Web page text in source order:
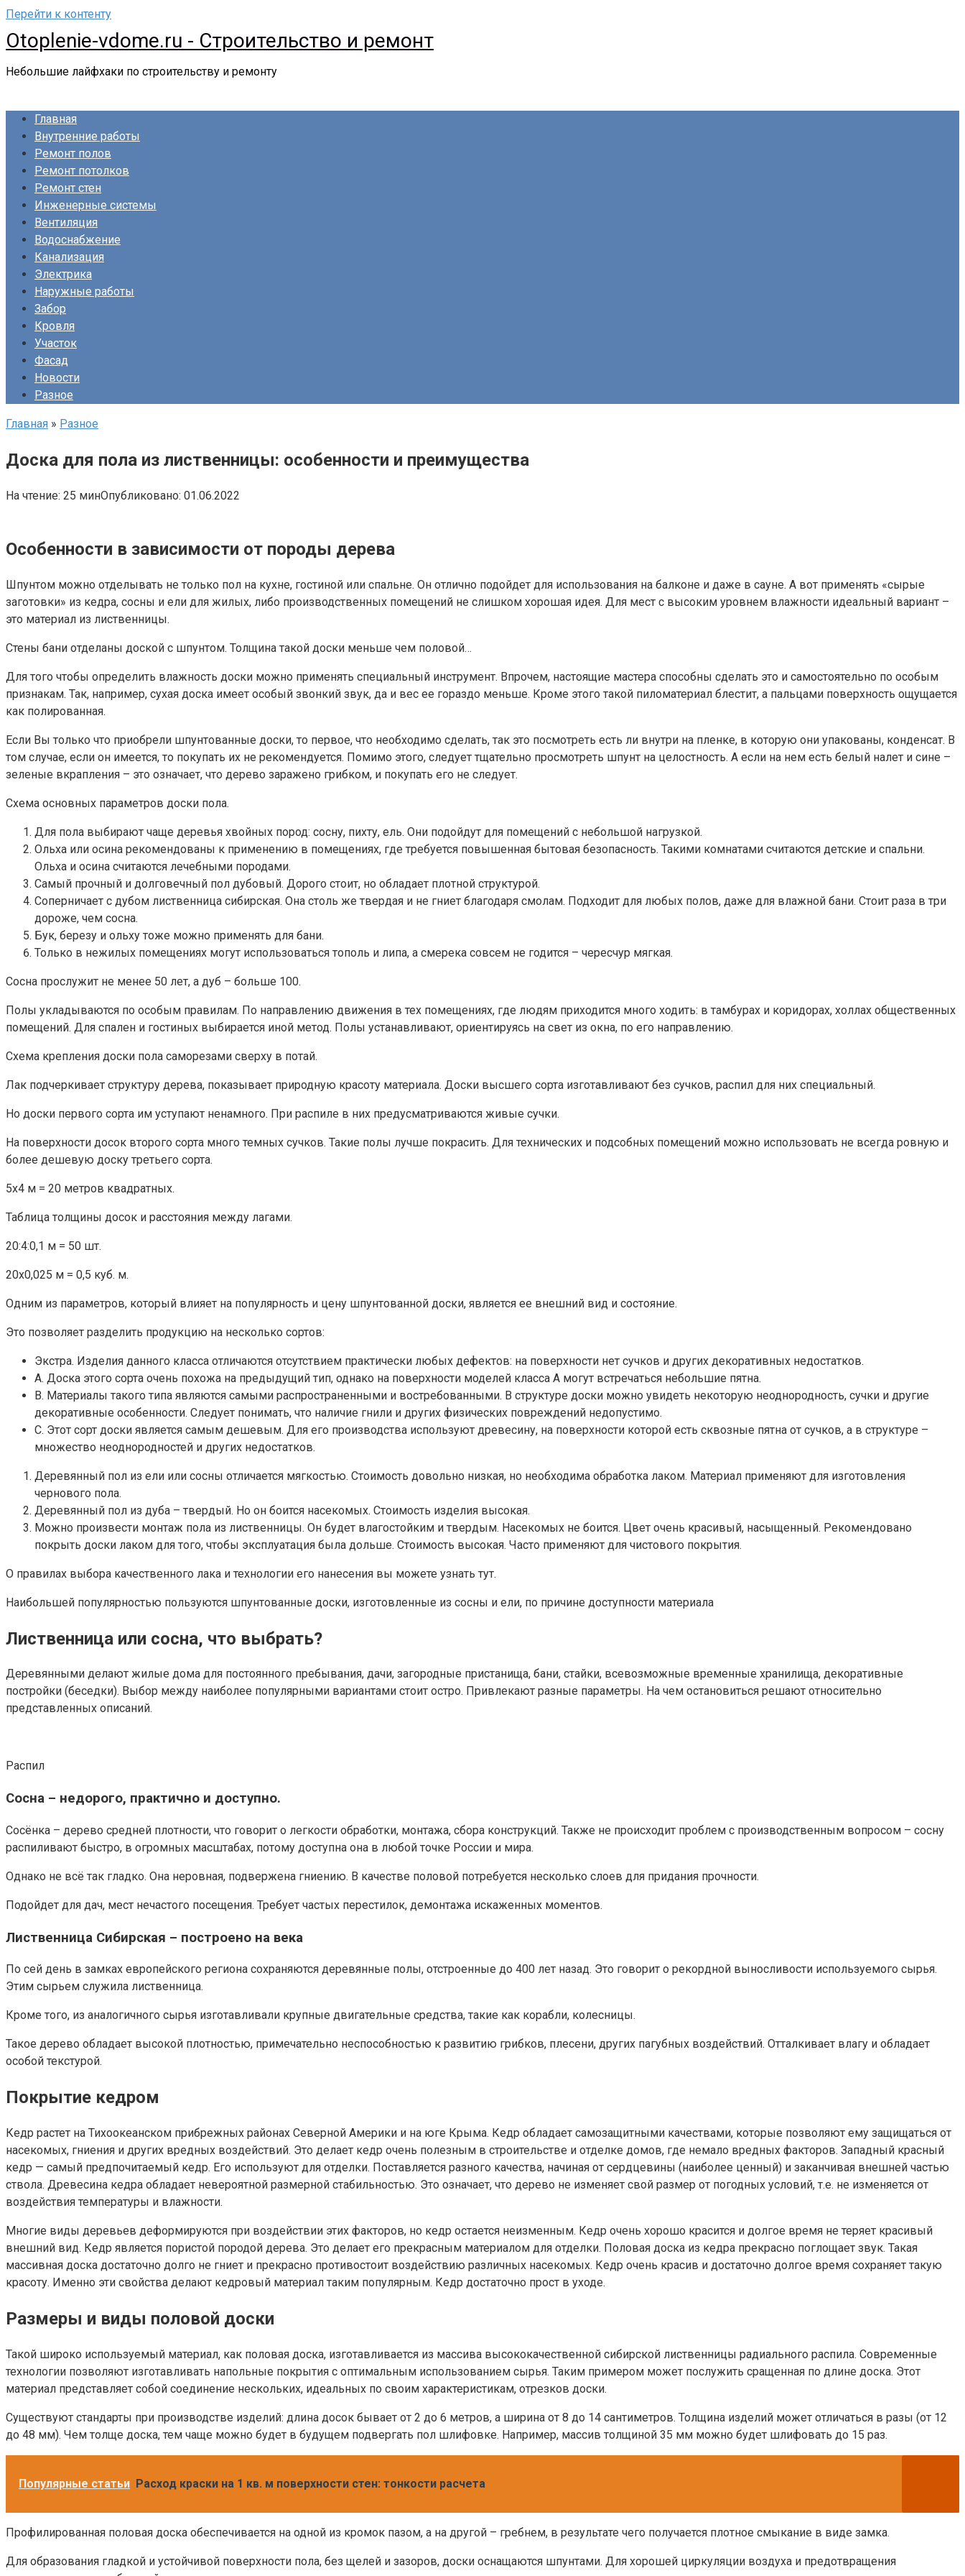
Перейти к контенту
Otoplenie-vdome.ru - Строительство и ремонт
Небольшие лайфхаки по строительству и ремонту
Главная
Внутренние работы
Ремонт полов
Ремонт потолков
Ремонт стен
Инженерные системы
Вентиляция
Водоснабжение
Канализация
Электрика
Наружные работы
Забор
Кровля
Участок
Фасад
Новости
Разное
Главная » Разное
Доска для пола из лиственницы: особенности и преимущества
На чтение: 25 минОпубликовано: 01.06.2022
Особенности в зависимости от породы дерева
Шпунтом можно отделывать не только пол на кухне, гостиной или спальне. Он отлично подойдет для использования на балконе и даже в сауне. А вот применять «сырые
заготовки» из кедра, сосны и ели для жилых, либо производственных помещений не слишком хорошая идея. Для мест с высоким уровнем влажности идеальный вариант –
это материал из лиственницы.
Стены бани отделаны доской с шпунтом. Толщина такой доски меньше чем половой…
Для того чтобы определить влажность доски можно применять специальный инструмент. Впрочем, настоящие мастера способны сделать это и самостоятельно по особым
признакам. Так, например, сухая доска имеет особый звонкий звук, да и вес ее гораздо меньше. Кроме этого такой пиломатериал блестит, а пальцами поверхность ощущается
как полированная.
Если Вы только что приобрели шпунтованные доски, то первое, что необходимо сделать, так это посмотреть есть ли внутри на пленке, в которую они упакованы, конденсат. В
том случае, если он имеется, то покупать их не рекомендуется. Помимо этого, следует тщательно просмотреть шпунт на целостность. А если на нем есть белый налет и сине –
зеленые вкрапления – это означает, что дерево заражено грибком, и покупать его не следует.
Схема основных параметров доски пола.
Для пола выбирают чаще деревья хвойных пород: сосну, пихту, ель. Они подойдут для помещений с небольшой нагрузкой.
Ольха или осина рекомендованы к применению в помещениях, где требуется повышенная бытовая безопасность. Такими комнатами считаются детские и спальни.
Ольха и осина считаются лечебными породами.
Самый прочный и долговечный пол дубовый. Дорого стоит, но обладает плотной структурой.
Соперничает с дубом лиственница сибирская. Она столь же твердая и не гниет благодаря смолам. Подходит для любых полов, даже для влажной бани. Стоит раза в три
дороже, чем сосна.
Бук, березу и ольху тоже можно применять для бани.
Только в нежилых помещениях могут использоваться тополь и липа, а смерека совсем не годится – чересчур мягкая.
Сосна прослужит не менее 50 лет, а дуб – больше 100.
Полы укладываются по особым правилам. По направлению движения в тех помещениях, где людям приходится много ходить: в тамбурах и коридорах, холлах общественных
помещений. Для спален и гостиных выбирается иной метод. Полы устанавливают, ориентируясь на свет из окна, по его направлению.
Схема крепления доски пола саморезами сверху в потай.
Лак подчеркивает структуру дерева, показывает природную красоту материала. Доски высшего сорта изготавливают без сучков, распил для них специальный.
Но доски первого сорта им уступают ненамного. При распиле в них предусматриваются живые сучки.
На поверхности досок второго сорта много темных сучков. Такие полы лучше покрасить. Для технических и подсобных помещений можно использовать не всегда ровную и
более дешевую доску третьего сорта.
5х4 м = 20 метров квадратных.
Таблица толщины досок и расстояния между лагами.
20:4:0,1 м = 50 шт.
20х0,025 м = 0,5 куб. м.
Одним из параметров, который влияет на популярность и цену шпунтованной доски, является ее внешний вид и состояние.
Это позволяет разделить продукцию на несколько сортов:
Экстра. Изделия данного класса отличаются отсутствием практически любых дефектов: на поверхности нет сучков и других декоративных недостатков.
А. Доска этого сорта очень похожа на предыдущий тип, однако на поверхности моделей класса А могут встречаться небольшие пятна.
В. Материалы такого типа являются самыми распространенными и востребованными. В структуре доски можно увидеть некоторую неоднородность, сучки и другие
декоративные особенности. Следует понимать, что наличие гнили и других физических повреждений недопустимо.
С. Этот сорт доски является самым дешевым. Для его производства используют древесину, на поверхности которой есть сквозные пятна от сучков, а в структуре –
множество неоднородностей и других недостатков.
Деревянный пол из ели или сосны отличается мягкостью. Стоимость довольно низкая, но необходима обработка лаком. Материал применяют для изготовления
чернового пола.
Деревянный пол из дуба – твердый. Но он боится насекомых. Стоимость изделия высокая.
Можно произвести монтаж пола из лиственницы. Он будет влагостойким и твердым. Насекомых не боится. Цвет очень красивый, насыщенный. Рекомендовано
покрыть доски лаком для того, чтобы эксплуатация была дольше. Стоимость высокая. Часто применяют для чистового покрытия.
О правилах выбора качественного лака и технологии его нанесения вы можете узнать тут.
Наибольшей популярностью пользуются шпунтованные доски, изготовленные из сосны и ели, по причине доступности материала
Лиственница или сосна, что выбрать?
Деревянными делают жилые дома для постоянного пребывания, дачи, загородные пристанища, бани, стайки, всевозможные временные хранилища, декоративные
постройки (беседки). Выбор между наиболее популярными вариантами стоит остро. Привлекают разные параметры. На чем остановиться решают относительно
представленных описаний.
Распил
Сосна – недорого, практично и доступно.
Сосёнка – дерево средней плотности, что говорит о легкости обработки, монтажа, сбора конструкций. Также не происходит проблем с производственным вопросом – сосну
распиливают быстро, в огромных масштабах, потому доступна она в любой точке России и мира.
Однако не всё так гладко. Она неровная, подвержена гниению. В качестве половой потребуется несколько слоев для придания прочности.
Подойдет для дач, мест нечастого посещения. Требует частых перестилок, демонтажа искаженных моментов.
Лиственница Сибирская – построено на века
По сей день в замках европейского региона сохраняются деревянные полы, отстроенные до 400 лет назад. Это говорит о рекордной выносливости используемого сырья.
Этим сырьем служила лиственница.
Кроме того, из аналогичного сырья изготавливали крупные двигательные средства, такие как корабли, колесницы.
Такое дерево обладает высокой плотностью, примечательно неспособностью к развитию грибков, плесени, других пагубных воздействий. Отталкивает влагу и обладает
особой текстурой.
Покрытие кедром
Кедр растет на Тихоокеанском прибрежных районах Северной Америки и на юге Крыма. Кедр обладает самозащитными качествами, которые позволяют ему защищаться от
насекомых, гниения и других вредных воздействий. Это делает кедр очень полезным в строительстве и отделке домов, где немало вредных факторов. Западный красный
кедр — самый предпочитаемый кедр. Его используют для отделки. Поставляется разного качества, начиная от сердцевины (наиболее ценный) и заканчивая внешней частью
ствола. Древесина кедра обладает невероятной размерной стабильностью. Это означает, что дерево не изменяет свой размер от погодных условий, т.е. не изменяется от
воздействия температуры и влажности.
Многие виды деревьев деформируются при воздействии этих факторов, но кедр остается неизменным. Кедр очень хорошо красится и долгое время не теряет красивый
внешний вид. Кедр является пористой породой дерева. Это делает его прекрасным материалом для отделки. Половая доска из кедра прекрасно поглощает звук. Такая
массивная доска достаточно долго не гниет и прекрасно противостоит воздействию различных насекомых. Кедр очень красив и достаточно долгое время сохраняет такую
красоту. Именно эти свойства делают кедровый материал таким популярным. Кедр достаточно прост в уходе.
Размеры и виды половой доски
Такой широко используемый материал, как половая доска, изготавливается из массива высококачественной сибирской лиственницы радиального распила. Современные
технологии позволяют изготавливать напольные покрытия с оптимальным использованием сырья. Таким примером может послужить сращенная по длине доска. Этот
материал представляет собой соединение нескольких, идеальных по своим характеристикам, отрезков доски.
Существуют стандарты при производстве изделий: длина досок бывает от 2 до 6 метров, а ширина от 8 до 14 сантиметров. Толщина изделий может отличаться в разы (от 12
до 48 мм). Чем толще доска, тем чаще можно будет в будущем подвергать пол шлифовке. Например, массив толщиной 35 мм можно будет шлифовать до 15 раз.
Популярные статьи Расход краски на 1 кв. м поверхности стен: тонкости расчета
Профилированная половая доска обеспечивается на одной из кромок пазом, а на другой – гребнем, в результате чего получается плотное смыкание в виде замка.
Для образования гладкой и устойчивой поверхности пола, без щелей и зазоров, доски оснащаются шпунтами. Для хорошей циркуляции воздуха и предотвращения